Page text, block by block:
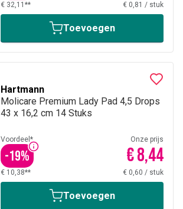
€ 32,11** € 0,81 / stuk
Toevoegen
Hartmann
Molicare Premium Lady Pad 4,5 Drops
43 x 16,2 cm 14 Stuks
Voordeel*
-19%
Onze prijs
€ 8,44
€ 10,38** € 0,60 / stuk
Toevoegen